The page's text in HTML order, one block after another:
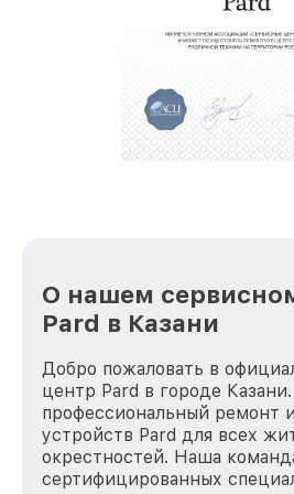
За годы своей деятельности
репутацию. Мы постоянно
стараемся каждый день
О нашем
Pard в Казани
Добро пожаловать в
центр Pard в городе
профессиональный ремонт
устройств Pard для всех
окрестностей. Наша
сертифицированных